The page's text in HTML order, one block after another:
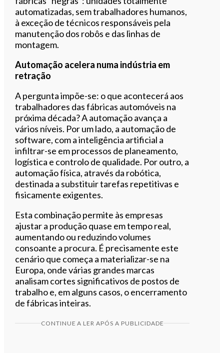
automatizadas, sem trabalhadores humanos,
à exceção de técnicos responsáveis pela
manutenção dos robôs e das linhas de
montagem.
Automação acelera numa indústria em
retração
A pergunta impõe-se: o que acontecerá aos
trabalhadores das fábricas automóveis na
próxima década? A automação avança a
vários níveis. Por um lado, a automação de
software, com a inteligência artificial a
infiltrar-se em processos de planeamento,
logística e controlo de qualidade. Por outro, a
automação física, através da robótica,
destinada a substituir tarefas repetitivas e
fisicamente exigentes.
Esta combinação permite às empresas
ajustar a produção quase em tempo real,
aumentando ou reduzindo volumes
consoante a procura. É precisamente este
cenário que começa a materializar-se na
Europa, onde várias grandes marcas
analisam cortes significativos de postos de
trabalho e, em alguns casos, o encerramento
de fábricas inteiras.
CONTINUE A LER APÓS A PUBLICIDADE